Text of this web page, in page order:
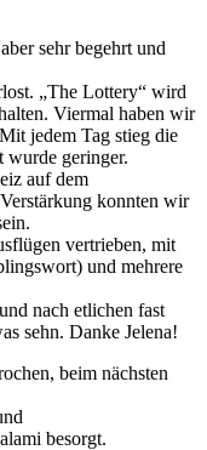
sehr begehrt und
„The Lottery“ wird
Viermal haben wir
jedem Tag stieg die
wurde geringer.
auf dem
konnten wir
vertrieben, mit
und mehrere
nach etlichen fast
sehn. Danke Jelena!
beim nächsten
besorgt.